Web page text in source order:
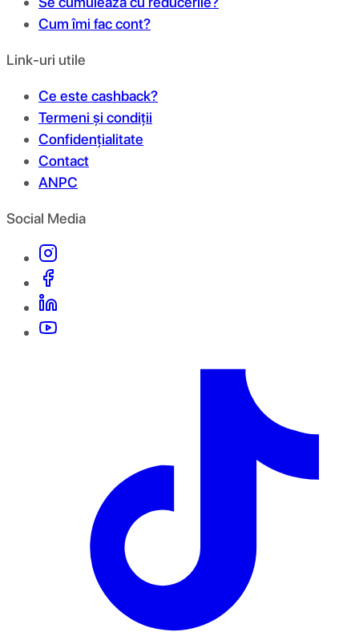
Cum îmi fac cont?
Link-uri utile
Ce este cashback?
Termeni și condiții
Confidențialitate
Contact
ANPC
Social Media